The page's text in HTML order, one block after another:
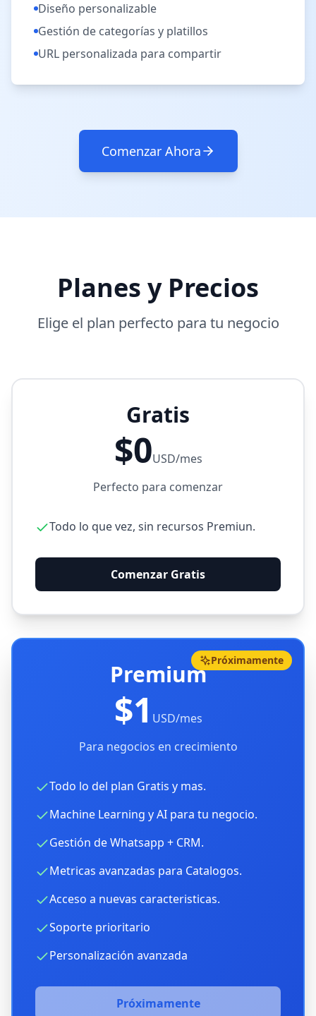
Diseño personalizable
Gestión de categorías y platillos
URL personalizada para compartir
Comenzar Ahora
Planes y Precios
Elige el plan perfecto para tu negocio
Gratis
$0USD/mes
Perfecto para comenzar
Todo lo que vez, sin recursos Premiun.
Comenzar Gratis
Próximamente
Premium
$1 USD/mes
Para negocios en crecimiento
Todo lo del plan Gratis y mas.
Machine Learning y AI para tu negocio.
Gestión de Whatsapp + CRM.
Metricas avanzadas para Catalogos.
Acceso a nuevas caracteristicas.
Soporte prioritario
Personalización avanzada
Próximamente